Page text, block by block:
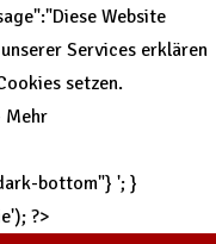
Website
Services erklären
setzen.
Mehr
bottom"} '; }
?>